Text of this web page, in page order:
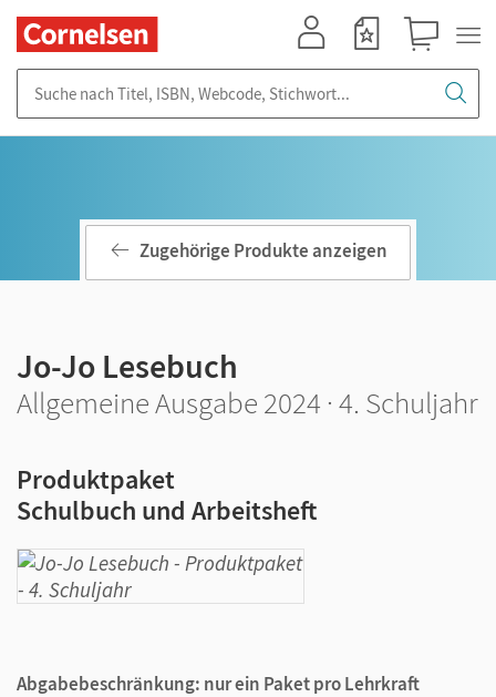
Zugehörige Produkte anzeigen
Jo-Jo Lesebuch
Allgemeine Ausgabe 2024 · 4. Schuljahr
Produktpaket
Schulbuch und Arbeitsheft
Abgabebeschränkung: nur ein Paket pro Lehrkraft